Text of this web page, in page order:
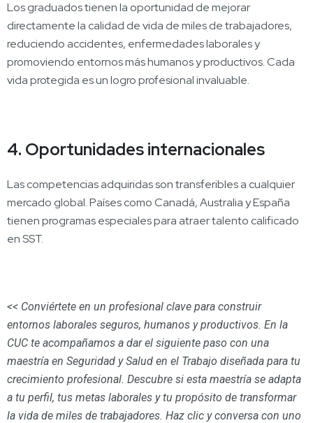
Los graduados tienen la oportunidad de mejorar
directamente la calidad de vida de miles de trabajadores,
reduciendo accidentes, enfermedades laborales y
promoviendo entornos más humanos y productivos. Cada
vida protegida es un logro profesional invaluable.
4. Oportunidades internacionales
Las competencias adquiridas son transferibles a cualquier
mercado global. Países como Canadá, Australia y España
tienen programas especiales para atraer talento calificado
en SST.
<< Conviértete en un profesional clave para construir
entornos laborales seguros, humanos y productivos. En la
CUC te acompañamos a dar el siguiente paso con una
maestría en Seguridad y Salud en el Trabajo diseñada para tu
crecimiento profesional. Descubre si esta maestría se adapta
a tu perfil, tus metas laborales y tu propósito de transformar
la vida de miles de trabajadores. Haz clic y conversa con uno